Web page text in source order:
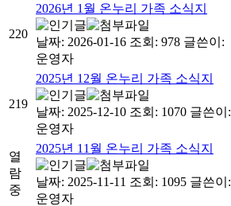
220
2026년 1월 온누리 가족 소식지
날짜: 2026-01-16 조회: 978 글쓴이:
운영자
219
2025년 12월 온누리 가족 소식지
날짜: 2025-12-10 조회: 1070 글쓴이:
운영자
열
람
중
2025년 11월 온누리 가족 소식지
날짜: 2025-11-11 조회: 1095 글쓴이:
운영자